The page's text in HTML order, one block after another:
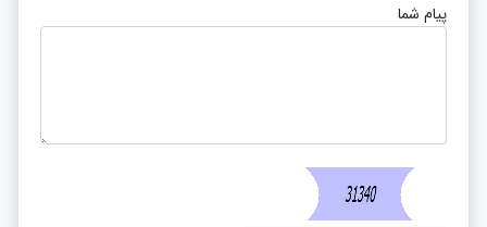
پیام شما